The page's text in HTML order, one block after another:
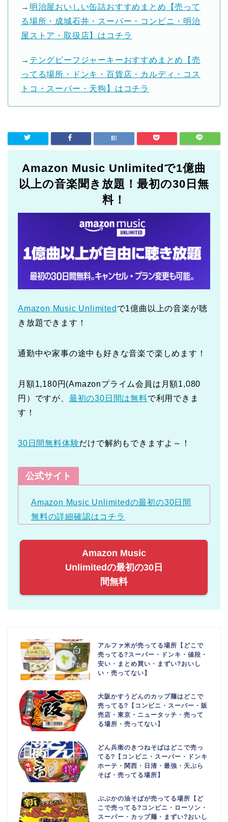
→ 明治屋おいしい缶詰おすすめまとめ【売って
る場所・成城石井・スーパー・コンビニ・明治
屋ストア・取扱店】はコチラ
→ テングビーフジャーキーおすすめまとめ【売
ってる場所・ドンキ・百貨店・カルディ・コス
トコ・スーパー・天狗】はコチラ
Amazon Music Unlimitedで1億曲
以上の音楽聞き放題！最初の30日無
料！
Amazon Music Unlimited で1億曲以上の音楽が聴
き放題できます！
通勤中や家事の途中も好きな音楽で楽しめます！
月額1,180円(Amazonプライム会員は月額1,080
円）ですが、 最初の30日間は無料で利用できま
す！
30日間無料体験だけで解約もできますよ～！
公式サイト
Amazon Music Unlimitedの最初の30日間
無料の詳細確認はコチラ
Amazon Music
Unlimitedの最初の30日
間無料
アルファ米が売ってる場所【どこで
売ってる?スーパー・ドンキ・値段・
安い・まとめ買い・まずい?おいし
い・売ってない】
大阪かすうどんのカップ麺はどこで
売ってる?【コンビニ・スーパー・販
売店・東京・ニュータッチ・売って
る場所・売ってない】
どん兵衛のきつねそばはどこで売っ
てる?【コンビニ・スーパー・ドンキ
ホーテ・関西・日清・最強・天ぷら
そば・売ってる場所】
ぶぶかの油そばが売ってる場所【ど
こで売ってる?コンビニ・ローソン・
スーパー・カップ麺・まずい?おいし